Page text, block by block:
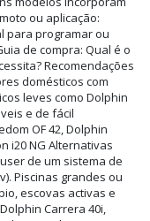
ou aplicação:
para programar ou
de compra: Qual é o
Recomendações
domésticos com
leves como Dolphin
e de fácil
OF 42, Dolphin
i20 NG Alternativas
de um sistema de
Piscinas grandes ou
escovas activas e
Carrera 40i,